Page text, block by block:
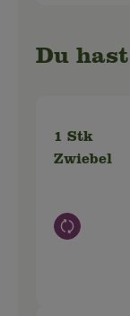
Du
1 Stk
Zwiebel
Auswahl